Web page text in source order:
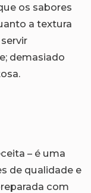
os sabores
a textura
demasiado
– é uma
de qualidade e
com